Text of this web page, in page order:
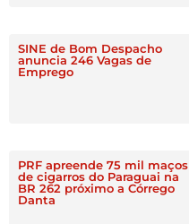
SINE de Bom Despacho
anuncia 246 Vagas de
Emprego
PRF apreende 75 mil maços
de cigarros do Paraguai na
BR 262 próximo a Córrego
Danta